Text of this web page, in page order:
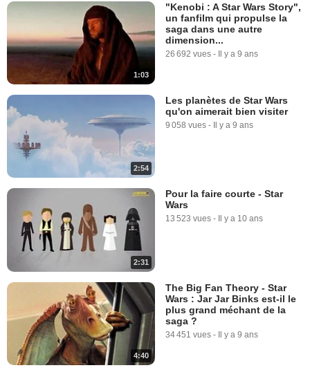
1:03
"Kenobi : A Star Wars Story",
un fanfilm qui propulse la
saga dans une autre
dimension...
26 692 vues - Il y a 9 ans
2:54
Les planètes de Star Wars
qu'on aimerait bien visiter
9 058 vues - Il y a 9 ans
2:31
Pour la faire courte - Star
Wars
13 523 vues - Il y a 10 ans
4:40
The Big Fan Theory - Star
Wars : Jar Jar Binks est-il le
plus grand méchant de la
saga ?
34 451 vues - Il y a 9 ans